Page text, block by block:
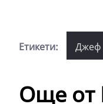
Етикети: Джеф
Още от